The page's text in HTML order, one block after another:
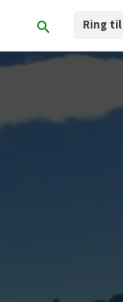
Ring til